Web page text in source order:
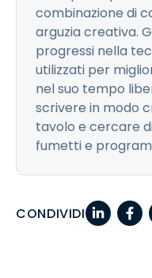
combinazione di
arguzia creativa.
progressi nella
utilizzati per
nel suo tempo
scrivere in modo
tavolo e cercare
fumetti e
CONDIVIDI